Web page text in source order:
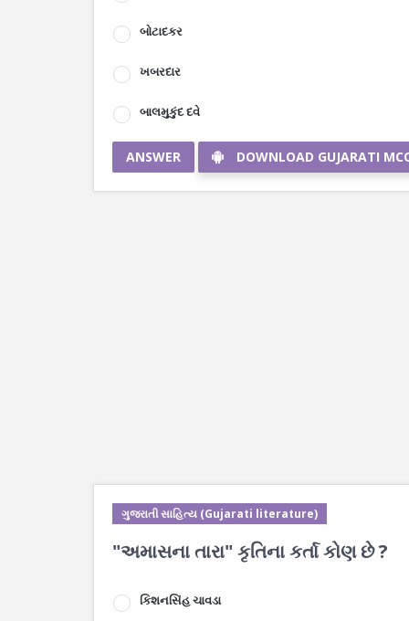
બોટાદકર
ખબરદાર
બાલમુકુંદ દવે
ANSWER DOWNLOAD GUJARATI
ગુજરાતી સાહિત્ય (Gujarati literature)
"અમાસના તારા" કૃતિના કર્તા કોણ છે ?
કિશનસિંહ ચાવડા